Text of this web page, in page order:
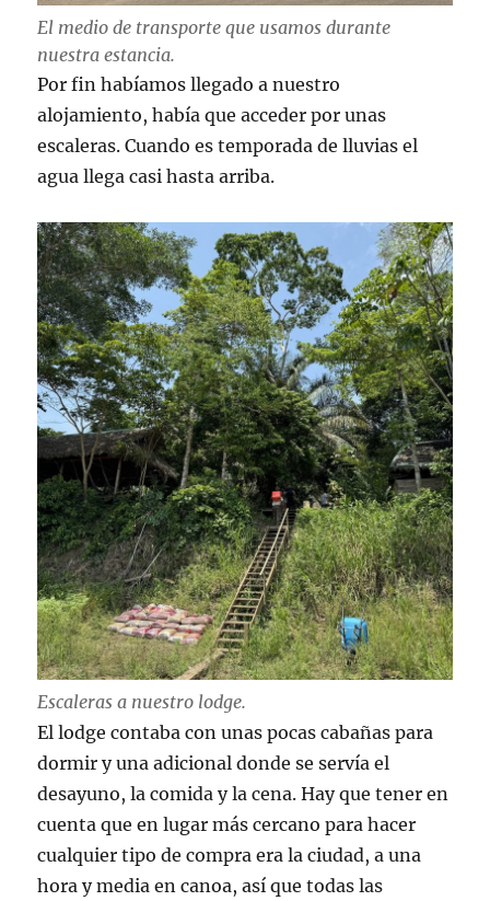
El medio de transporte que usamos durante
nuestra estancia.
Por fin habíamos llegado a nuestro
alojamiento, había que acceder por unas
escaleras. Cuando es temporada de lluvias el
agua llega casi hasta arriba.
Escaleras a nuestro lodge.
El lodge contaba con unas pocas cabañas para
dormir y una adicional donde se servía el
desayuno, la comida y la cena. Hay que tener en
cuenta que en lugar más cercano para hacer
cualquier tipo de compra era la ciudad, a una
hora y media en canoa, así que todas las